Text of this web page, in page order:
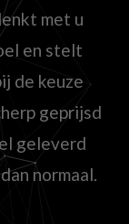
met u
en stelt
de keuze
geprijsd
geleverd
normaal.